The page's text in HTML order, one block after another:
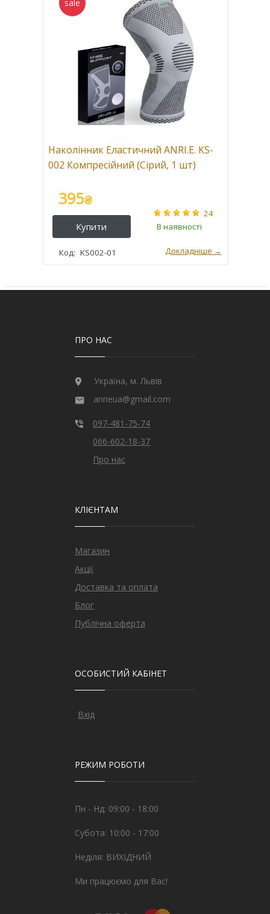
Наколінник Еластичний ANRI.E. KS-
002 Компресійний (Сірий, 1 шт)
KS002-01
395₴
24
ПРО НАС
Україна, м. Львів
anrieua@gmail.com
097-481-75-74
066-602-18-37
Про нас
КЛІЄНТАМ
Магазин
Акції
Доставка та оплата
Блог
Публічна оферта
ОСОБИСТИЙ КАБІНЕТ
Вхід
РЕЖИМ РОБОТИ
Пн - Нд: 09:00 - 18:00
Субота: 10:00 - 17:00
Неділя: ВИХІДНИЙ
Ми працюємо для Вас!